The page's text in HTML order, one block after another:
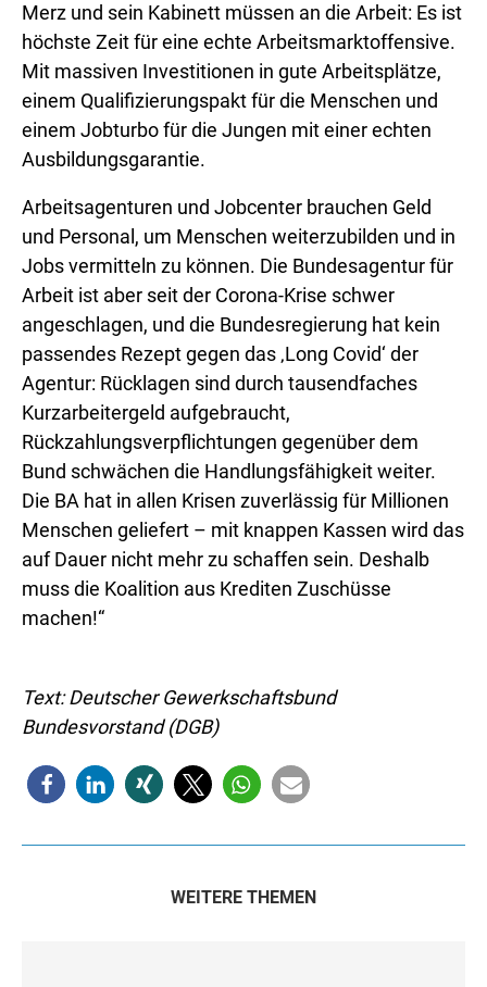
Merz und sein Kabinett müssen an die Arbeit: Es ist
höchste Zeit für eine echte Arbeitsmarktoffensive.
Mit massiven Investitionen in gute Arbeitsplätze,
einem Qualifizierungspakt für die Menschen und
einem Jobturbo für die Jungen mit einer echten
Ausbildungsgarantie.
Arbeitsagenturen und Jobcenter brauchen Geld
und Personal, um Menschen weiterzubilden und in
Jobs vermitteln zu können. Die Bundesagentur für
Arbeit ist aber seit der Corona-Krise schwer
angeschlagen, und die Bundesregierung hat kein
passendes Rezept gegen das ‚Long Covid‘ der
Agentur: Rücklagen sind durch tausendfaches
Kurzarbeitergeld aufgebraucht,
Rückzahlungsverpflichtungen gegenüber dem
Bund schwächen die Handlungsfähigkeit weiter.
Die BA hat in allen Krisen zuverlässig für Millionen
Menschen geliefert – mit knappen Kassen wird das
auf Dauer nicht mehr zu schaffen sein. Deshalb
muss die Koalition aus Krediten Zuschüsse
machen!“
Text: Deutscher Gewerkschaftsbund
Bundesvorstand (DGB)
WEITERE THEMEN